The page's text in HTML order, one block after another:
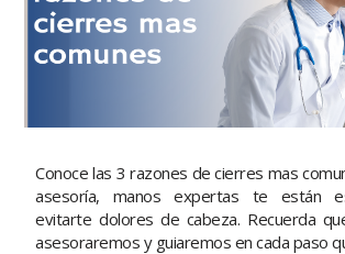
Conoce las 3 razones de cierres mas
asesoría, manos expertas te están
evitarte dolores de cabeza. Recuerda
asesoraremos y guiaremos en cada paso